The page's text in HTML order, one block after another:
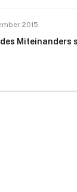
2015
Miteinanders